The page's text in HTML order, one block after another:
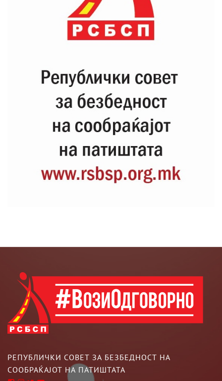
РЕПУБЛИЧКИ СОВЕТ ЗА БЕЗБЕДНОСТ НА
СООБРАЌАЈОТ НА ПАТИШТАТА